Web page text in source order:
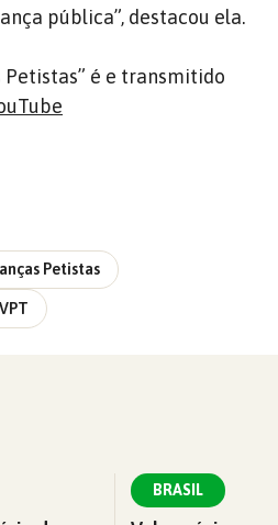
pública”, destacou ela.
Petistas” é e transmitido
Petistas
BRASIL